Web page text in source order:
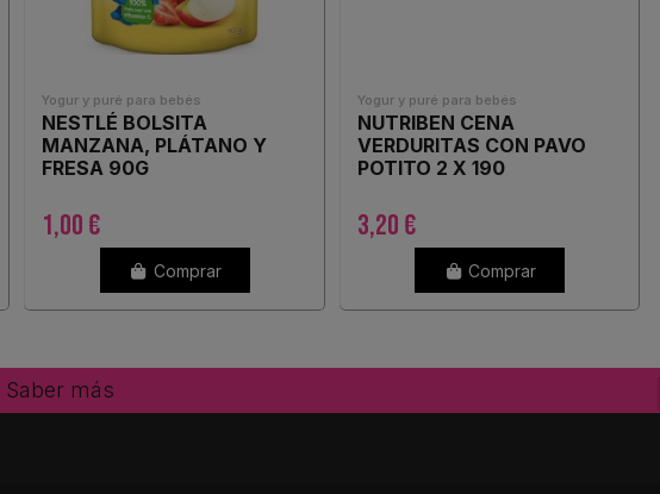
Yogur y puré para bebés
NESTLÉ BOLSITA
MANZANA, PLÁTANO Y
FRESA 90G
1,00 €
Comprar
Yogur y puré para bebés
NUTRIBEN CENA
VERDURITAS CON PAVO
POTITO 2 X 190
3,20 €
Comprar
Saber más